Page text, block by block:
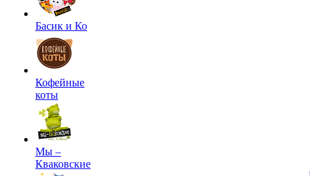
Басик и Ко
Кофейные
коты
Мы –
Кваковские